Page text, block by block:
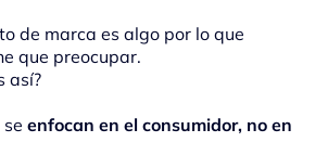
de marca es algo por lo que
que preocupar.
así?
enfocan en el consumidor, no en